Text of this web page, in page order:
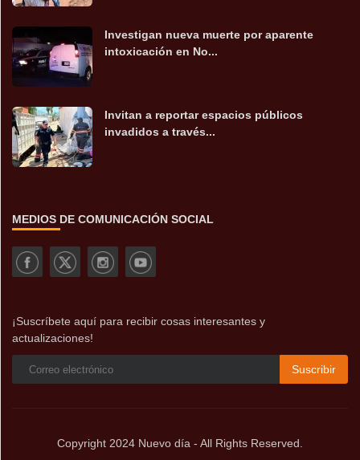
Investigan nueva muerte por aparente
intoxicación en No...
Invitan a reportar espacios públicos
invadidos a través...
MEDIOS DE COMUNICACIÓN SOCIAL
¡Suscríbete aquí para recibir cosas interesantes y
actualizaciones!
Suscribir
Copyright 2024 Nuevo día - All Rights Reserved.